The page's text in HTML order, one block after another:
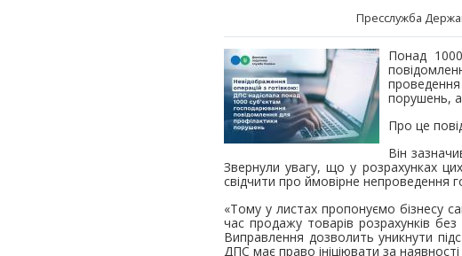
Пресслужба
Понад 1000
порушень,
Про це
Він
Звернули увагу, що у розрахунках
свідчити про ймовірне непроведення
«Тому у листах пропонуємо бізнесу
час продажу товарів розрахунків
Виправлення дозволить уникнути
ДПС має право ініціювати за